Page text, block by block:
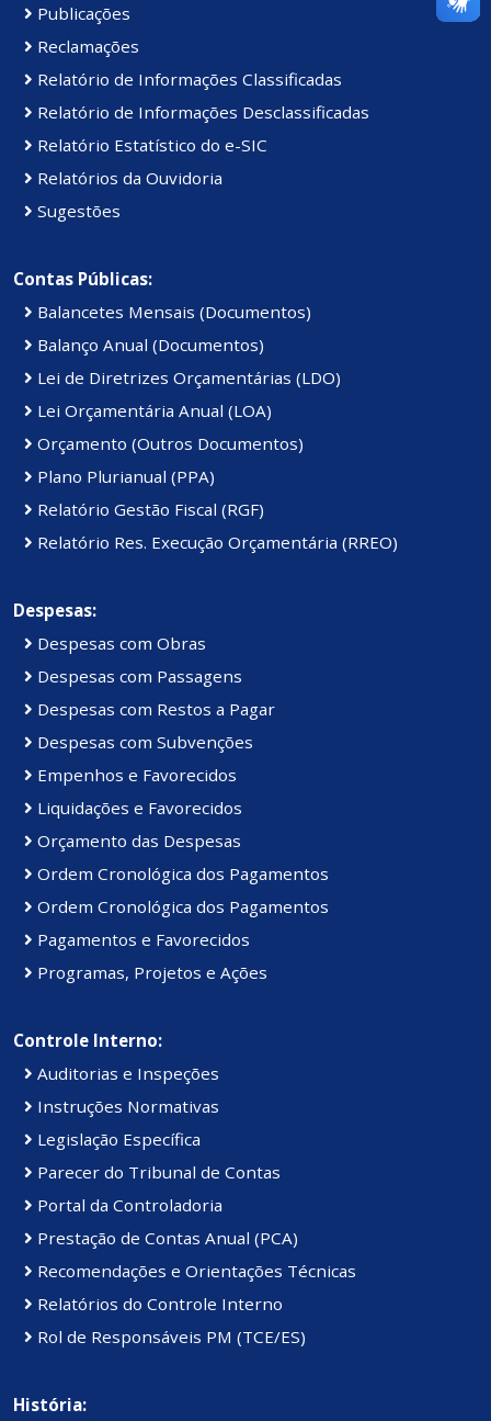
Publicações
Reclamações
Relatório de Informações Classificadas
Relatório de Informações Desclassificadas
Relatório Estatístico do e-SIC
Relatórios da Ouvidoria
Sugestões
Contas Públicas:
Balancetes Mensais (Documentos)
Balanço Anual (Documentos)
Lei de Diretrizes Orçamentárias (LDO)
Lei Orçamentária Anual (LOA)
Orçamento (Outros Documentos)
Plano Plurianual (PPA)
Relatório Gestão Fiscal (RGF)
Relatório Res. Execução Orçamentária (RREO)
Despesas:
Despesas com Obras
Despesas com Passagens
Despesas com Restos a Pagar
Despesas com Subvenções
Empenhos e Favorecidos
Liquidações e Favorecidos
Orçamento das Despesas
Ordem Cronológica dos Pagamentos
Ordem Cronológica dos Pagamentos
Pagamentos e Favorecidos
Programas, Projetos e Ações
Controle Interno:
Auditorias e Inspeções
Instruções Normativas
Legislação Específica
Parecer do Tribunal de Contas
Portal da Controladoria
Prestação de Contas Anual (PCA)
Recomendações e Orientações Técnicas
Relatórios do Controle Interno
Rol de Responsáveis PM (TCE/ES)
História: